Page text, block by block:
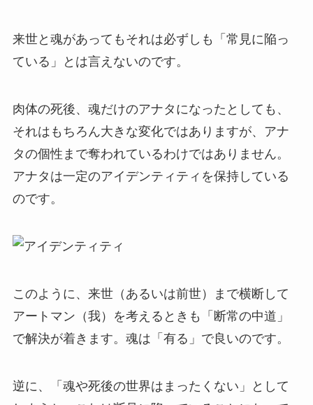
来世と魂があってもそれは必ずしも「常見に陥っ
ている」とは言えないのです。
肉体の死後、魂だけのアナタになったとしても、
それはもちろん大きな変化ではありますが、アナ
タの個性まで奪われているわけではありません。
アナタは一定のアイデンティティを保持している
のです。
このように、来世（あるいは前世）まで横断して
アートマン（我）を考えるときも「断常の中道」
で解決が着きます。魂は「有る」で良いのです。
逆に、「魂や死後の世界はまったくない」として